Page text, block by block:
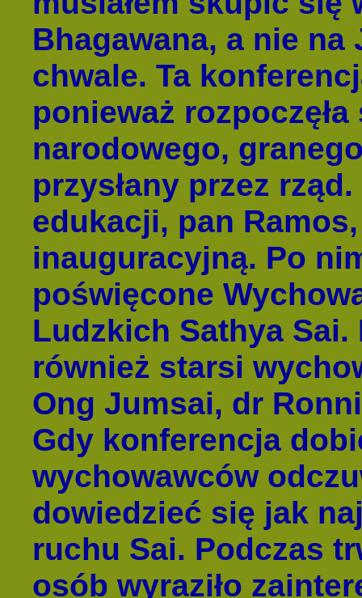
Bhagawana, a nie na
chwale. Ta
ponieważ
narodowego,
przysłany przez
edukacji, pan Ramos,
inauguracyjną. Po
poświęcone
Ludzkich Sathya Sai.
również starsi
Ong Jumsai, dr
Gdy konferencja
wychowawców
dowiedzieć się jak
ruchu Sai. Podczas
osób wyraziło